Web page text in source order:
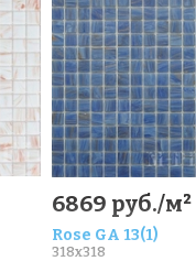
6869 руб./м²
Rose GA 13(1)
318x318